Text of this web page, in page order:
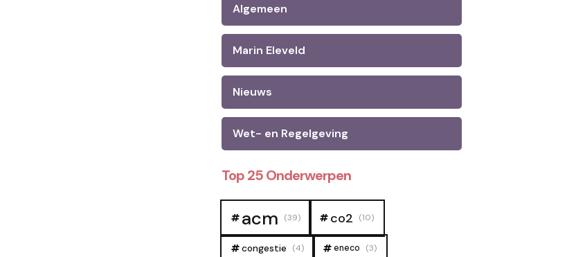
Algemeen
Marin Eleveld
Nieuws
Wet- en Regelgeving
Top 25 Onderwerpen
acm (39) co2 (10)
congestie (4) eneco (3)